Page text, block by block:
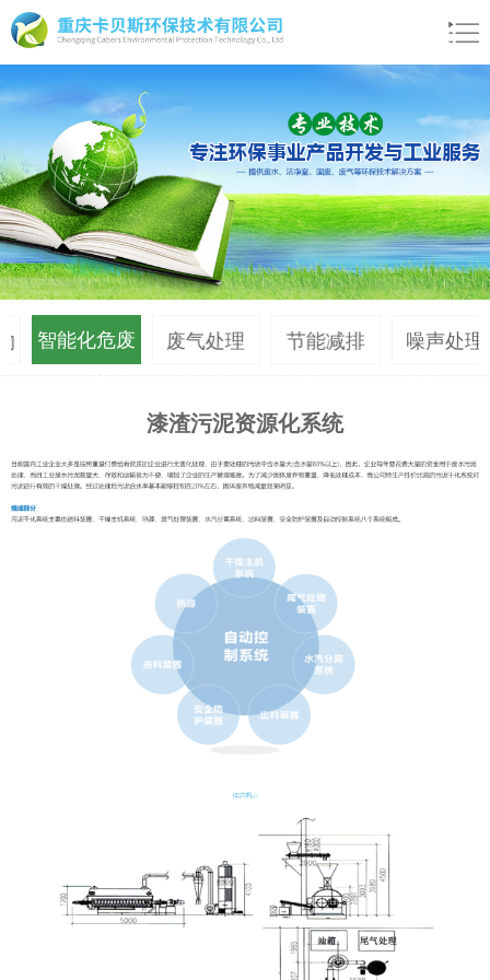
智能化危废
废气处理 节能减排 噪声处理
漆渣污泥资源化系统